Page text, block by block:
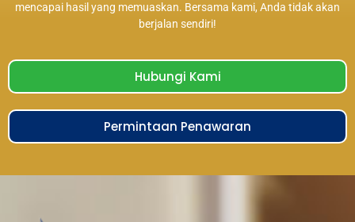
mencapai hasil yang memuaskan. Bersama kami, Anda tidak akan
berjalan sendiri!
Hubungi Kami
Permintaan Penawaran